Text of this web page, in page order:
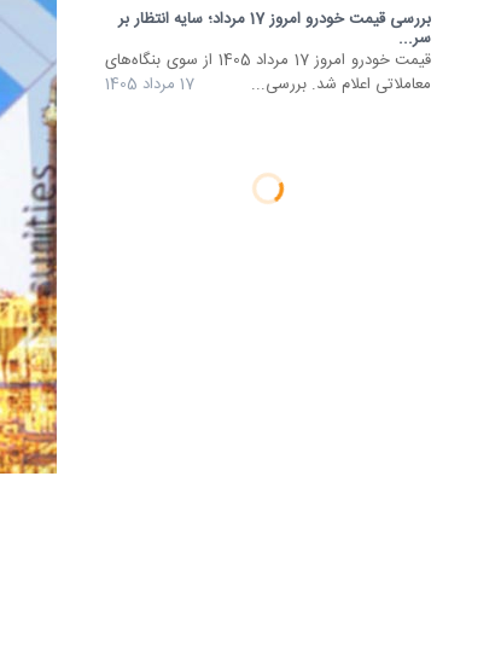
بررسی قیمت خودرو امروز 17 مرداد؛ سایه انتظار بر
سر...
قیمت خودرو امروز 17 مرداد 1405 از سوی بنگاه‌های
معاملاتی اعلام شد. بررسی...
17 مرداد 1405